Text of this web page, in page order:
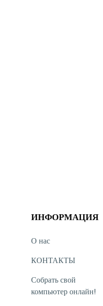
ИНФОРМАЦИЯ
О нас
КОНТАКТЫ
Собрать свой
компьютер онлайн!